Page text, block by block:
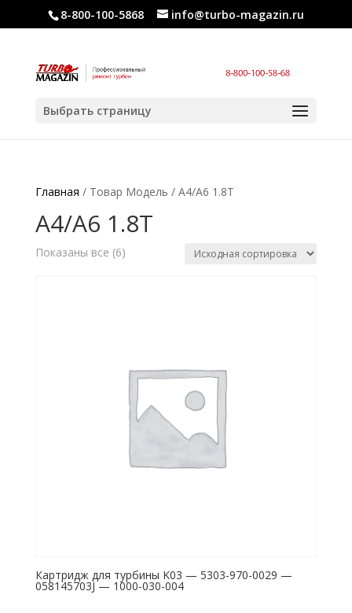
8-800-100-5868 info@turbo-magazin.ru
Выбрать страницу
Главная / Товар Модель / A4/A6 1.8T
A4/A6 1.8T
Показаны все (6)
Картридж для турбины K03 — 5303-970-0029 —
058145703J — 1000-030-004